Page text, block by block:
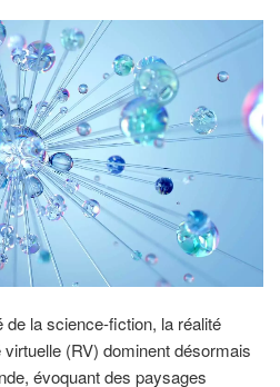
de la science-fiction, la réalité
(RV) dominent désormais
évoquant des paysages